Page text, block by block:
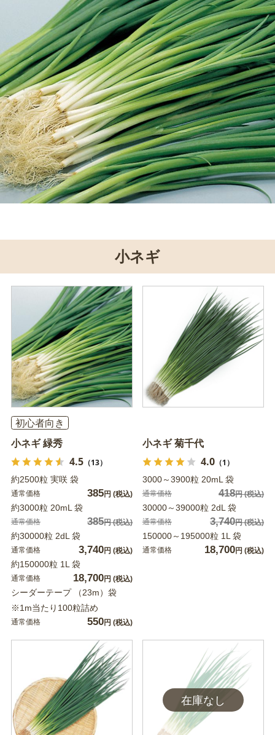
小ネギ
初心者向き
小ネギ 緑秀
4.5（13）
約2500粒 実咲 袋
通常価格 385円 (税込)
約3000粒 20mL 袋
通常価格 385円(税込)
約30000粒 2dL 袋
通常価格 3,740円 (税込)
約150000粒 1L 袋
通常価格 18,700円 (税込)
シーダーテープ （23m）袋
※1m当たり100粒詰め
通常価格 550円 (税込)
小ネギ 菊千代
4.0（1）
3000～3900粒 20mL 袋
通常価格 418円(税込)
30000～39000粒 2dL 袋
通常価格 3,740円(税込)
150000～195000粒 1L 袋
通常価格 18,700円 (税込)